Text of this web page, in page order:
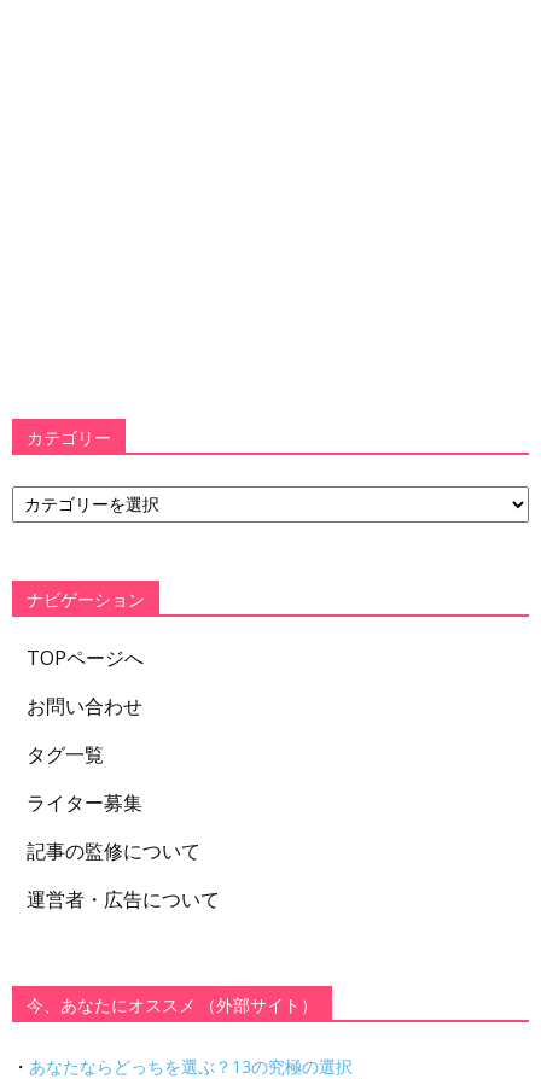
カテゴリー
カ
テ
ー
ナビゲーション
TOPページへ
お問い合わせ
タグ一覧
ライター募集
記事の監修について
運営者・広告について
今、あなたにオススメ （外部サイト）
・ あなたならどっちを選ぶ？13の究極の選択